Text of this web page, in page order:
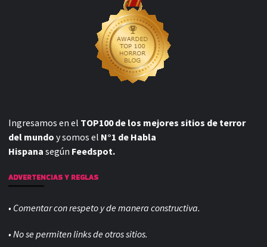
Ingresamos en el TOP100 de los mejores sitios de terror
del mundo y somos el N°1 de Habla
Hispana según Feedspot.
ADVERTENCIAS Y REGLAS
• Comentar con respeto y de manera constructiva.
• No se permiten links de otros sitios.